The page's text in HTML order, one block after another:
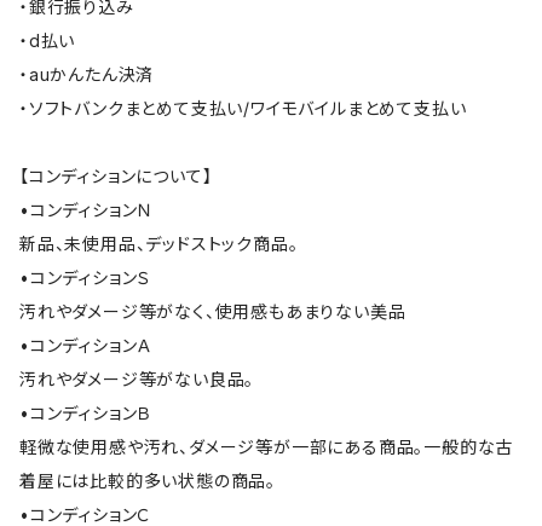
・銀行振り込み
・d払い
・auかんたん決済
・ソフトバンクまとめて支払い/ワイモバイルまとめて支払い
【コンディションについて】
•コンディションＮ
新品、未使用品、デッドストック商品。
•コンディションＳ
汚れやダメージ等がなく、使用感もあまりない美品
•コンディションＡ
汚れやダメージ等がない良品。
•コンディションＢ
軽微な使用感や汚れ、ダメージ等が一部にある商品。一般的な古
着屋には比較的多い状態の商品。
•コンディションＣ